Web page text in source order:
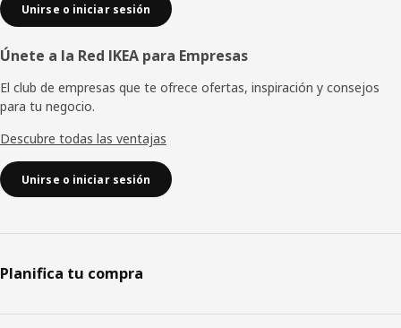
Unirse o iniciar sesión
Únete a la Red IKEA para Empresas
El club de empresas que te ofrece ofertas, inspiración y consejos
para tu negocio.
Descubre todas las ventajas
Unirse o iniciar sesión
Planifica tu compra